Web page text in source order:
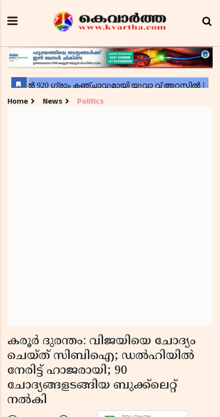
Home News Politics
കരൂർ ദുരന്തം: വിജയിയെ ചോദ്യം
ചെയ്ത് സിബിഐ; ഡൽഹിയിൽ
നേരിട്ട് ഹാജരായി; 90
ചോദ്യങ്ങളടങ്ങിയ ബുക്ക്‌ലെറ്റ്
നൽകി